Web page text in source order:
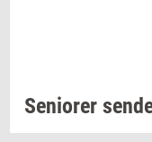
Se­ni­o­rer